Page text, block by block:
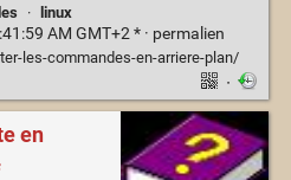
· linux
AM GMT+2 * · permalien
les-commandes-en-arriere-plan/
·
en